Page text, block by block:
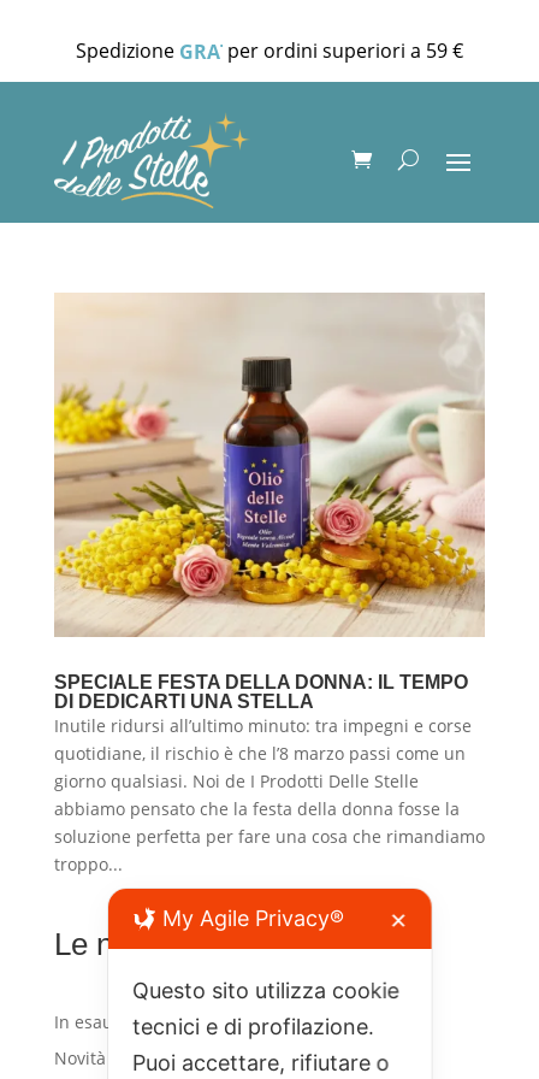
SpedizioneGRATUITAper ordini superiori a 59 €
SPECIALE FESTA DELLA DONNA: IL TEMPO
DI DEDICARTI UNA STELLA
Inutile ridursi all’ultimo minuto: tra impegni e corse
quotidiane, il rischio è che l’8 marzo passi come un
giorno qualsiasi. Noi de I Prodotti Delle Stelle
abbiamo pensato che la festa della donna fosse la
soluzione perfetta per fare una cosa che rimandiamo
troppo...
Le noste linee
In esaurimento 11
Novità
My Agile Privacy® ✕
Questo sito utilizza cookie
tecnici e di profilazione.
Puoi accettare, rifiutare o